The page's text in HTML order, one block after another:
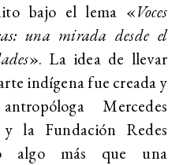
bajo el lema «Voces
una mirada desde el
». La idea de llevar
indígena fue creada y
Mercedes
y la Fundación Redes
algo más que una